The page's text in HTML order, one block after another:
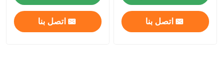
اتصل بنا اتصل بنا